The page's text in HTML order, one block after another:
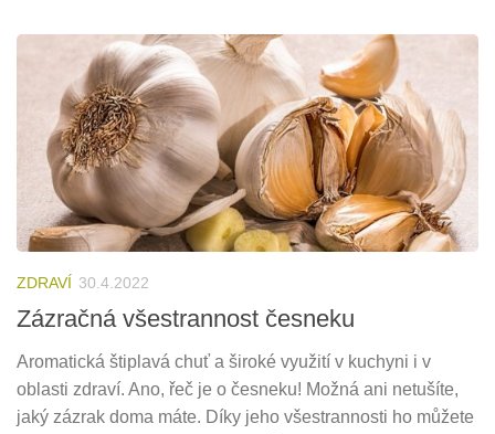
ZDRAVÍ 30.4.2022
Zázračná všestrannost česneku
Aromatická štiplavá chuť a široké využití v kuchyni i v
oblasti zdraví. Ano, řeč je o česneku! Možná ani netušíte,
jaký zázrak doma máte. Díky jeho všestrannosti ho můžete